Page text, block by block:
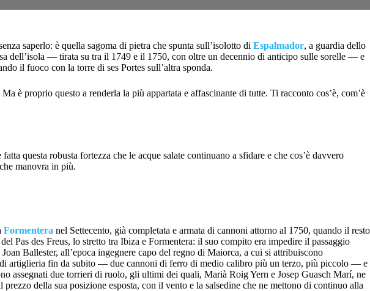
saperlo: è quella sagoma di pietra che spunta sull’isolotto di Espalmador, a guardia dello
dell’isola — tirata su tra il 1749 e il 1750, con oltre un decennio di anticipo sulle sorelle — e
il fuoco con la torre di ses Portes sull’altra sponda.
è proprio questo a renderla la più appartata e affascinante di tutte. Ti racconto cos’è, com’è
fatta questa robusta fortezza che le acque salate continuano a sfidare e che cos’è davvero
manovra in più.
Formentera nel Settecento, già completata e armata di cannoni attorno al 1750, quando il resto
Pas des Freus, lo stretto tra Ibiza e Formentera: il suo compito era impedire il passaggio
Ballester, all’epoca ingegnere capo del regno di Maiorca, a cui si attribuiscono
di artiglieria fin da subito — due cannoni di ferro di medio calibro più un terzo, più piccolo — e
assegnati due torrieri di ruolo, gli ultimi dei quali, Marià Roig Yern e Josep Guasch Marí, ne
della sua posizione esposta, con il vento e la salsedine che ne mettono di continuo alla